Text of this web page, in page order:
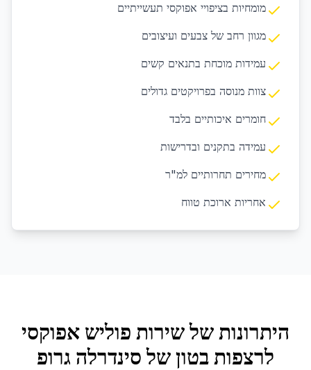
מומחיות בציפויי אפוקסי תעשייתיים
מגוון רחב של צבעים ועיצובים
עמידות מוכחת בתנאים קשים
צוות מנוסה בפרויקטים גדולים
חומרים איכותיים בלבד
עמידה בתקנים ובדרישות
מחירים תחרותיים למ"ר
אחריות ארוכת טווח
היתרונות של שירות פוליש אפוקסי
לרצפות בטוןשל סינדרלה גרופ